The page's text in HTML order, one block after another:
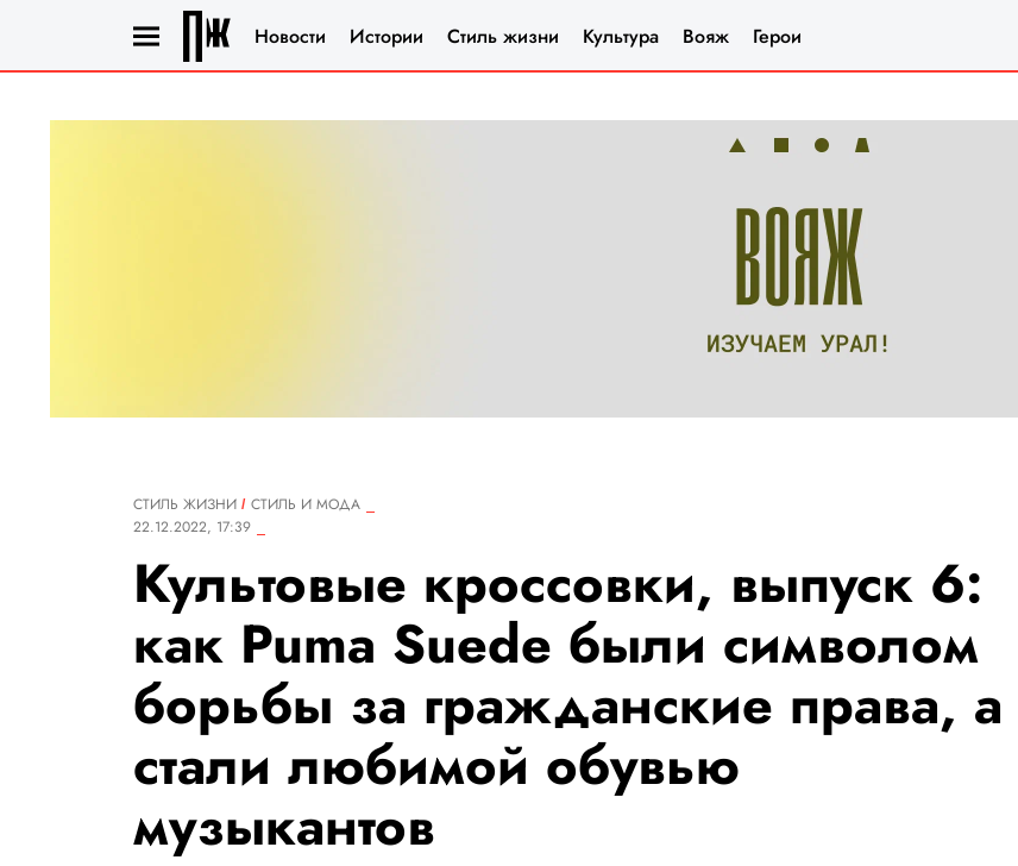
Новости Истории Стиль жизни Культура Вояж Герои
СТИЛЬ ЖИЗНИ
СТИЛЬ И МОДА
22.12.2022, 17:39
Культовые кроссовки, выпуск 6:
как Puma Suede были символом
борьбы за гражданские права, а
стали любимой обувью
музыкантов